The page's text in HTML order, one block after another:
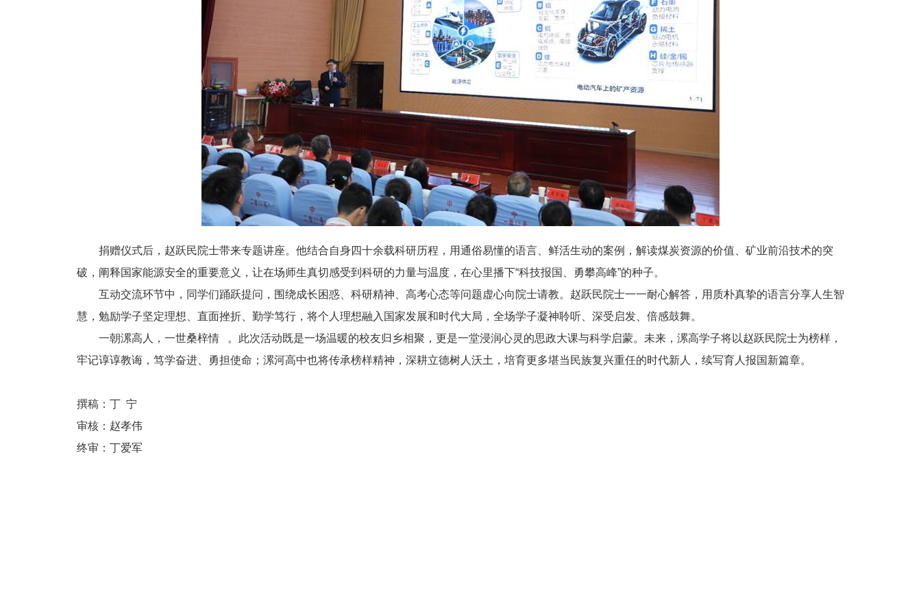
捐赠仪式后，赵跃民院士带来专题讲座。他结合自身四十余载科研历程，用通俗易懂的语言、鲜活生动的案例，解读煤炭资源的价值、矿业前沿技术的突
破，阐释国家能源安全的重要意义，让在场师生真切感受到科研的力量与温度，在心里播下“科技报国、勇攀高峰”的种子。
互动交流环节中，同学们踊跃提问，围绕成长困惑、科研精神、高考心态等问题虚心向院士请教。赵跃民院士一一耐心解答，用质朴真挚的语言分享人生智
慧，勉励学子坚定理想、直面挫折、勤学笃行，将个人理想融入国家发展和时代大局，全场学子凝神聆听、深受启发、倍感鼓舞。
一朝漯高人，一世桑梓情
。此次活动既是一场温暖的校友归乡相聚，更是一堂浸润心灵的思政大课与科学启蒙。未来，漯高学子将以赵跃民院士为榜样，
牢记谆谆教诲，笃学奋进、勇担使命；漯河高中也将传承榜样精神，深耕立德树人沃土，培育更多堪当民族复兴重任的时代新人，续写育人报国新篇章。
撰稿：丁 宁
审核：赵孝伟
终审：丁爱军